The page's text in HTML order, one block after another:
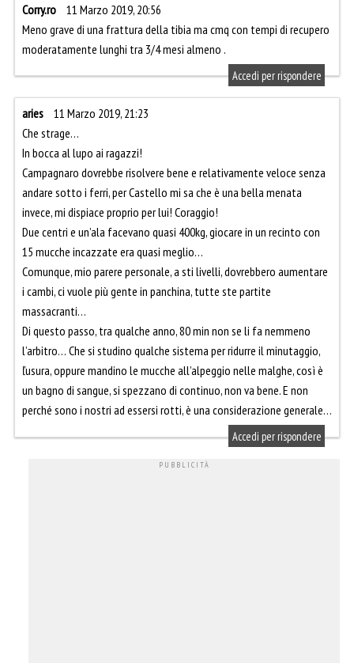
Corry.ro
11 Marzo 2019, 20:56
Meno grave di una frattura della tibia ma cmq con tempi di recupero
moderatamente lunghi tra 3/4 mesi almeno .
Accedi per rispondere
aries
11 Marzo 2019, 21:23
Che strage…
In bocca al lupo ai ragazzi!
Campagnaro dovrebbe risolvere bene e relativamente veloce senza
andare sotto i ferri, per Castello mi sa che è una bella menata
invece, mi dispiace proprio per lui! Coraggio!
Due centri e un’ala facevano quasi 400kg, giocare in un recinto con
15 mucche incazzate era quasi meglio…
Comunque, mio parere personale, a sti livelli, dovrebbero aumentare
i cambi, ci vuole più gente in panchina, tutte ste partite
massacranti…
Di questo passo, tra qualche anno, 80 min non se li fa nemmeno
l’arbitro… Che si studino qualche sistema per ridurre il minutaggio,
ľusura, oppure mandino le mucche all’alpeggio nelle malghe, così è
un bagno di sangue, si spezzano di continuo, non va bene. E non
perché sono i nostri ad essersi rotti, è una considerazione generale…
Accedi per rispondere